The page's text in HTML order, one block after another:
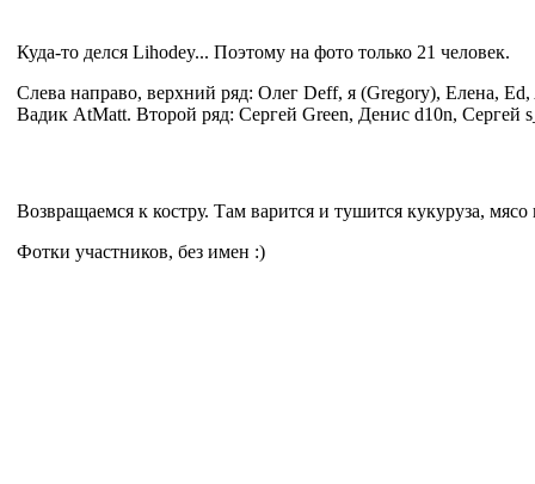
Куда-то делся Lihodey... Поэтому на фото только 21 человек.
Слева направо, верхний ряд: Олег Deff, я (Gregory), Елена,
Вадик AtMatt. Второй ряд: Сергей Green, Денис d10n, Сергей
Возвращаемся к костру. Там варится и тушится кукуруза,
Фотки участников, без имен :)